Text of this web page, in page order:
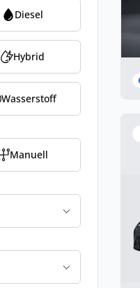
Diesel
Hybrid
Wasserstoff
Manuell